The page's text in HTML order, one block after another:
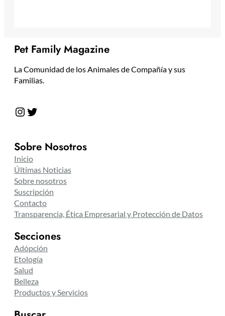
Pet Family Magazine
La Comunidad de los Animales de Compañía y sus
Familias.
Instagram Twitter
Sobre Nosotros
Inicio
Últimas Noticias
Sobre nosotros
Suscripción
Contacto
Transparencia, Ética Empresarial y Protección de Datos
Secciones
Adópción
Etología
Salud
Belleza
Productos y Servicios